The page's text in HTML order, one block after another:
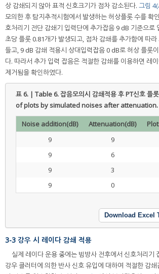
상 감쇄되지 않아 표적 신호크기가 점차 감소된다. 그림
모의한 후 탐지추적시험에서 발생하는 허상플롯 수를 확
호처리기 전단 감쇄기 입력단에 추가잡음 9 dB 기준으로
초당 플롯 0.81개가 발생되고, 점차 감쇄를 추가함에 따
들고, 9 dB 감쇄 적용시 상대입력잡음 0 dB로 허상 플롯
다. 따라서 추가 입력 잡음은 적절한 감쇄를 이용하면 레
제거됨을 확인하였다.
표 6. | Table 6.잡음모의시 감쇄적용 후 PT신호 플
of plots by simulated noises after attenuation.
Noise addition(dB) Attenuation(dB)
9
9
9
6
9
3
9
0
Download Excel
3-3 강우 시 레이다 감쇄 적용
실제 레이다 운용 중에는 빔방사 전후에서 신호처리기
강우 클러터에 의한 반사 신호 유입에 대하여 적절한 감